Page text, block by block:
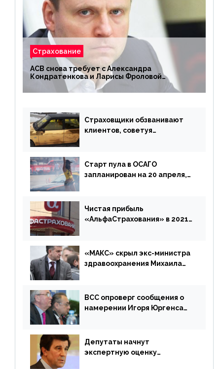
Страхование
АСВ снова требует с Александра
Кондратенкова и Ларисы Фроловой
возмещения убытков на 1,5 млрд р.
Страховщики обзванивают
клиентов, советуя
Старт пула в ОСАГО
запланирован на 20 апреля,
дублировать [дополнено]
Чистая прибыль
«АльфаСтрахования» в 2021
«МАКС» скрыл экс-министра
здравоохранения Михаила
ВСС опроверг сообщения о
намерении Игоря Юргенса
Депутаты начнут
экспертную оценку